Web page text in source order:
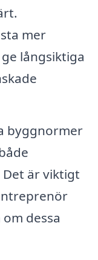
mer
långsiktiga
byggnormer
är viktigt
dessa